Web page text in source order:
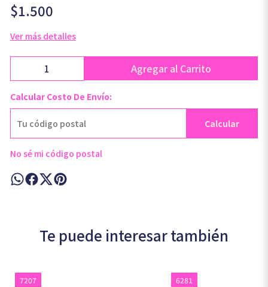
$1.500
Ver más detalles
Agregar al Carrito
Calcular Costo De Envío:
Calcular
No sé mi código postal
Te puede interesar también
7207 6281